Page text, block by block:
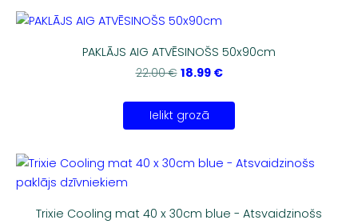
PAKLĀJS AIG ATVĒSINOŠS 50x90cm
22.00 € 18.99 €
Ielikt grozā
Trixie Cooling mat 40 x 30cm blue - Atsvaidzinošs